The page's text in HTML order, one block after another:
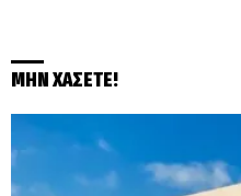
ΜΗΝ ΧΑΣΕΤΕ!